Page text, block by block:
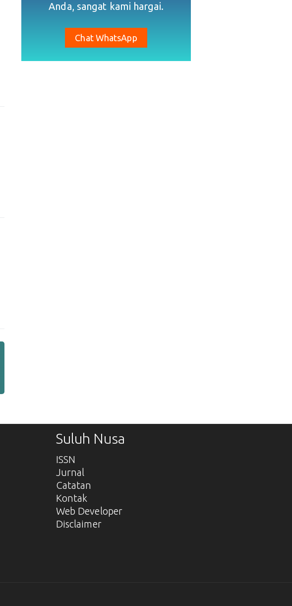
Anda, sangat kami hargai.
Chat WhatsApp
Suluh Nusa
ISSN
Jurnal
Catatan
Kontak
Web Developer
Disclaimer